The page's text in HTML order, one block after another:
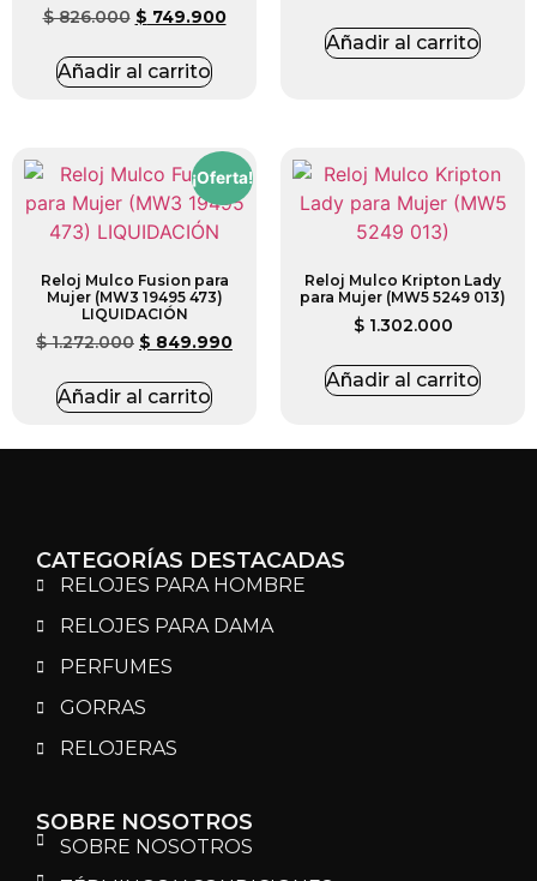
$826.000 $ 749.900
Añadir al carrito
Añadir al carrito
¡Oferta!
Reloj Mulco Fusion para
Mujer (MW3 19495 473)
LIQUIDACIÓN
$1.272.000 $ 849.990
Añadir al carrito
Reloj Mulco Kripton Lady
para Mujer (MW5 5249 013)
$1.302.000
Añadir al carrito
CATEGORÍAS DESTACADAS
RELOJES PARA HOMBRE
RELOJES PARA DAMA
PERFUMES
GORRAS
RELOJERAS
SOBRE NOSOTROS
SOBRE NOSOTROS